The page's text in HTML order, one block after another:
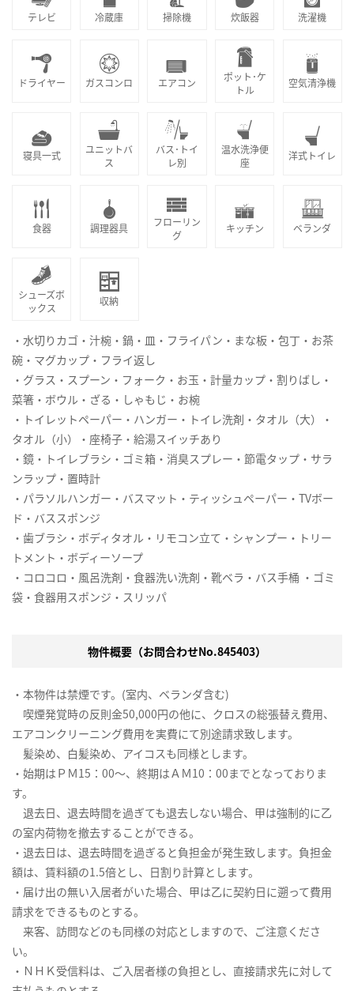
テレビ 冷蔵庫 掃除機 炊飯器 洗濯機
ドライヤー ガスコンロ エアコン
ポット･ケ
トル
空気清浄機
寝具一式
ユニットバ
ス
バス･トイ
レ別
温水洗浄便
座
洋式トイレ
食器 調理器具
フローリン
グ
キッチン ベランダ
シューズボ
ックス
収納
・水切りカゴ・汁椀・鍋・皿・フライパン・まな板・包丁・お茶
碗・マグカップ・フライ返し
・グラス・スプーン・フォーク・お玉・計量カップ・割りばし・
菜箸・ボウル・ざる・しゃもじ・お椀
・トイレットペーパー・ハンガー・トイレ洗剤・タオル（大）・
タオル（小）・座椅子・給湯スイッチあり
・鏡・トイレブラシ・ゴミ箱・消臭スプレー・節電タップ・サラ
ンラップ・置時計
・パラソルハンガー・バスマット・ティッシュペーパー・TVボー
ド・バススポンジ
・歯ブラシ・ボディタオル・リモコン立て・シャンプー・トリー
トメント・ボディーソープ
・コロコロ・風呂洗剤・食器洗い洗剤・靴ベラ・バス手桶 ・ゴミ
袋・食器用スポンジ・スリッパ
物件概要（お問合わせNo.845403）
・本物件は禁煙です。(室内、ベランダ含む)
喫煙発覚時の反則金50,000円の他に、クロスの総張替え費用、
エアコンクリーニング費用を実費にて別途請求致します。
髪染め、白髪染め、アイコスも同様とします。
・始期はＰＭ15：00～、終期はＡＭ10：00までとなっておりま
す。
退去日、退去時間を過ぎても退去しない場合、甲は強制的に乙
の室内荷物を撤去することができる。
・退去日は、退去時間を過ぎると負担金が発生致します。負担金
額は、賃料額の1.5倍とし、日割り計算とします。
・届け出の無い入居者がいた場合、甲は乙に契約日に遡って費用
請求をできるものとする。
来客、訪問などのも同様の対応としますので、ご注意くださ
い。
・ＮＨＫ受信料は、ご入居者様の負担とし、直接請求先に対して